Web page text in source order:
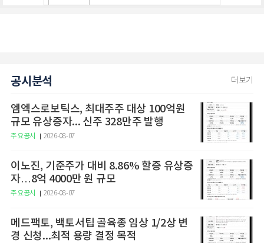
공시분석 더보기
엠엑스로보틱스, 최대주주 대상 100억원
규모 유상증자... 신주 328만주 발행
주요공시 2026-08-07
이노진, 기준주가 대비 8.86% 할증 유상증
자…8억 4000만 원 규모
주요공시 2026-08-07
메드팩토, 백토서팁 골육종 임상 1/2상 변
경 신청...최적 용량 결정 목적